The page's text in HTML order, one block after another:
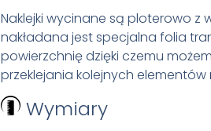
Naklejki wycinane są ploterowo z
nakładana jest specjalna folia
powierzchnię dzięki czemu
przeklejania kolejnych elementów
Wymiary